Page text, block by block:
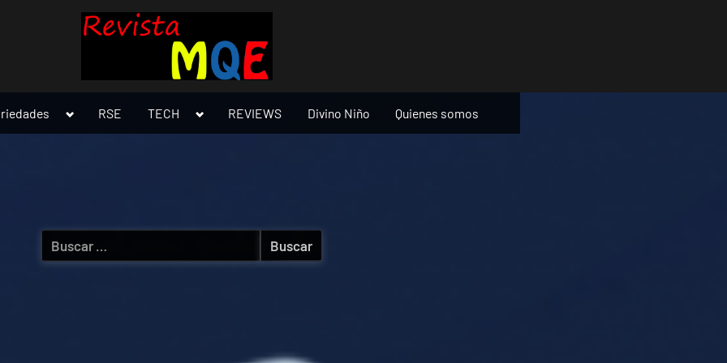
Toggle
menu
RSE TECH
Toggle
menu
REVIEWS Divino Niño Quienes somos
Buscar: